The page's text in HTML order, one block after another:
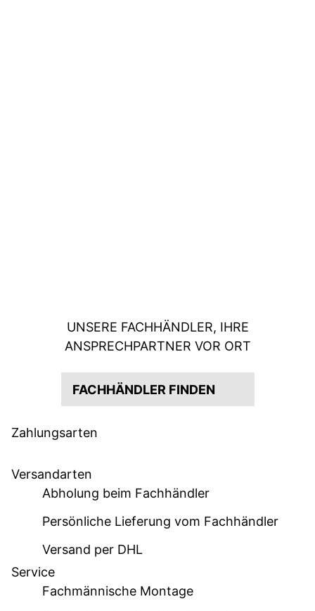
UNSERE FACHHÄNDLER, IHRE
ANSPRECHPARTNER VOR ORT
FACHHÄNDLER FINDEN
Zahlungsarten
Versandarten
Abholung beim Fachhändler
Persönliche Lieferung vom Fachhändler
Versand per DHL
Service
Fachmännische Montage